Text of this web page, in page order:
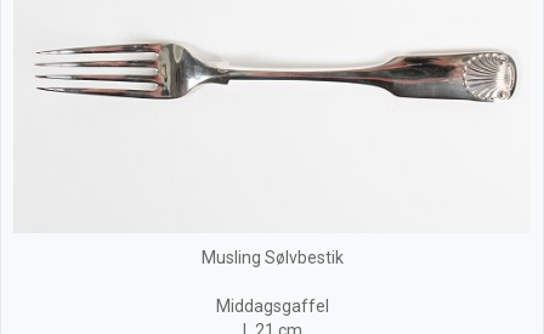
Musling Sølvbestik
Middagsgaffel